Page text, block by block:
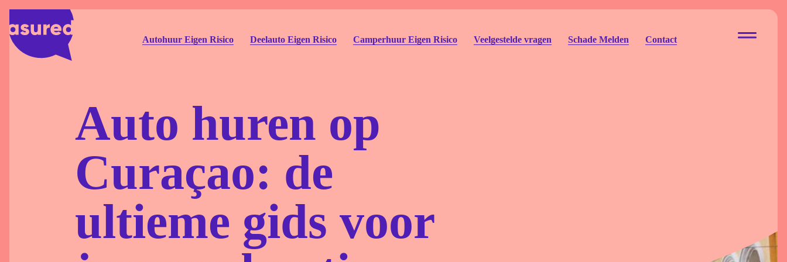
Autohuur Eigen Risico Deelauto Eigen Risico Camperhuur Eigen Risico Veelgestelde vragen Schade Melden Contact
Auto huren op
Curaçao: de
ultieme gids voor